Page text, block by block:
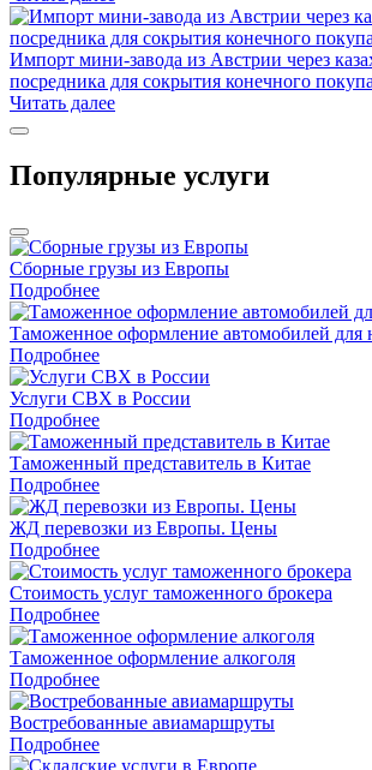
Импорт мини-завода из Австрии через
посредника для сокрытия конечного
Читать далее
Популярные услуги
Сборные грузы из Европы
Подробнее
Таможенное оформление автомобилей для
Подробнее
Услуги СВХ в России
Подробнее
Таможенный представитель в Китае
Подробнее
ЖД перевозки из Европы. Цены
Подробнее
Стоимость услуг таможенного брокера
Подробнее
Таможенное оформление алкоголя
Подробнее
Востребованные авиамаршруты
Подробнее